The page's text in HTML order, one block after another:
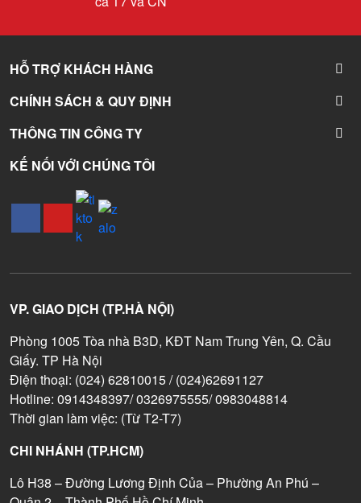
HỖ TRỢ KHÁCH HÀNG
CHÍNH SÁCH & QUY ĐỊNH
THÔNG TIN CÔNG TY
KẾ NỐI VỚI CHÚNG TÔI
VP. GIAO DỊCH (TP.HÀ NỘI)
Phòng 1005 Tòa nhà B3D, KĐT Nam Trung Yên, Q. Cầu
Giấy. TP Hà Nội
Điện thoại: (024) 62810015 / (024)62691127
Hotline: 0914348397/ 0326975555/ 0983048814
Thời gian làm việc: (Từ T2-T7)
CHI NHÁNH (TP.HCM)
Lô H38 – Đường Lương Định Của – Phường An Phú –